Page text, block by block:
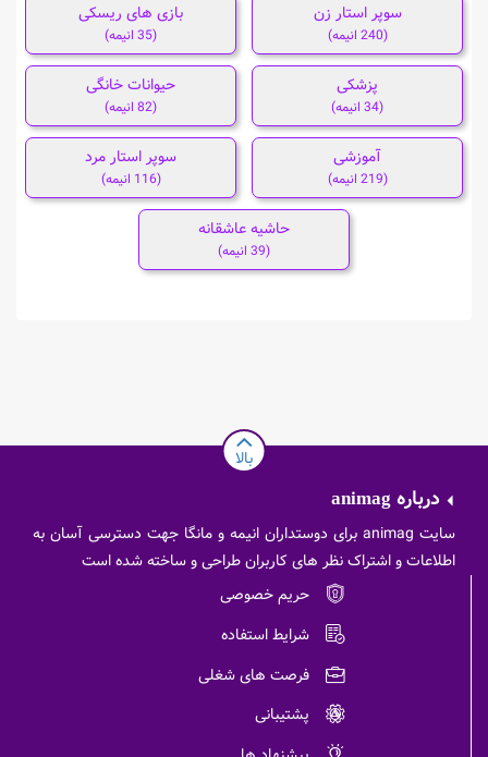
سوپر استار زن
(240 انیمه)
بازی های ریسکی
(35 انیمه)
پزشکی
(34 انیمه)
حیوانات خانگی
(82 انیمه)
آموزشی
(219 انیمه)
سوپر استار مرد
(116 انیمه)
حاشیه عاشقانه
(39 انیمه)
بالا
درباره animag
سایت animag برای دوستداران انیمه و مانگا جهت دسترسی آسان به
اطلاعات و اشتراک نظر های کاربران طراحی و ساخته شده است
حریم خصوصی
شرایط استفاده
فرصت های شغلی
پشتیبانی